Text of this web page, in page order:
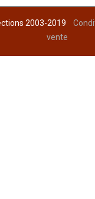
2003-2019
vente